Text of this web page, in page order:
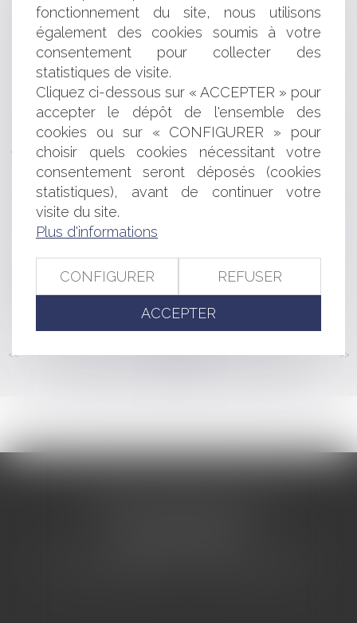
Une cession forcée d’actions prévue par un pacte peut
être ordonnée malgré un litige sur le prix
Délit d'exploitation d'une installation classée pour la
protection de l'environnement et application de la loi
Sous-traitance : pas de condition suspensive pour la
caution de l’entrepreneur principal
Entente illégale : un cartel du sandwich sanctionné
Contentieux disciplinaire des médecins : la qualification
juridique du certificat de complaisance
La saisie immobilière est-elle soluble dans le
surendettement ?
Responsabilité pour insuffisance d’actif : voyage au
cœur de la notion de simple négligence
Fonction publique : publication d’une ordonnance
Rémunération du gérant de SARL
Requalification d'un prêt familial non remboursé en
<< < ... 147 148 149 150 151 152 153 ... > >>
fonctionnement du site, nous utilisons
également des cookies soumis à votre
consentement pour collecter des
statistiques de visite.
Cliquez ci-dessous sur « ACCEPTER » pour
accepter le dépôt de l'ensemble des
cookies ou sur « CONFIGURER » pour
choisir quels cookies nécessitant votre
consentement seront déposés (cookies
statistiques), avant de continuer votre
visite du site.
Plus d'informations
CONFIGURER REFUSER
ACCEPTER